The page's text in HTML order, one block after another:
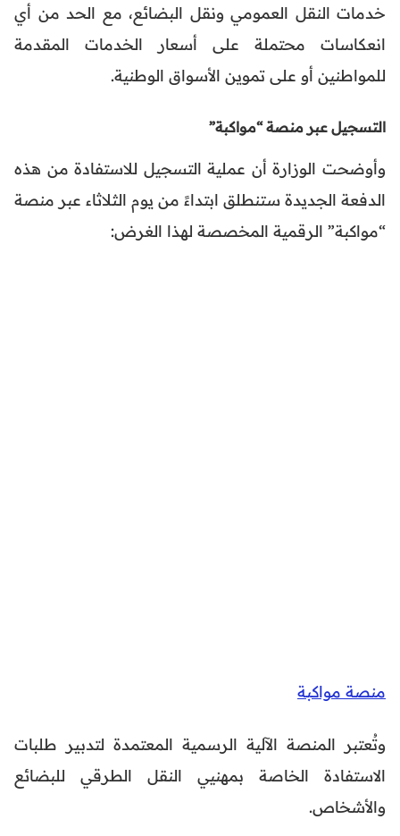
خدمات النقل العمومي ونقل البضائع، مع الحد من أي
انعكاسات محتملة على أسعار الخدمات المقدمة
للمواطنين أو على تموين الأسواق الوطنية.
التسجيل عبر منصة “مواكبة”
وأوضحت الوزارة أن عملية التسجيل للاستفادة من هذه
الدفعة الجديدة ستنطلق ابتداءً من يوم الثلاثاء عبر منصة
“مواكبة” الرقمية المخصصة لهذا الغرض:
منصة مواكبة
وتُعتبر المنصة الآلية الرسمية المعتمدة لتدبير طلبات
الاستفادة الخاصة بمهنيي النقل الطرقي للبضائع
والأشخاص.